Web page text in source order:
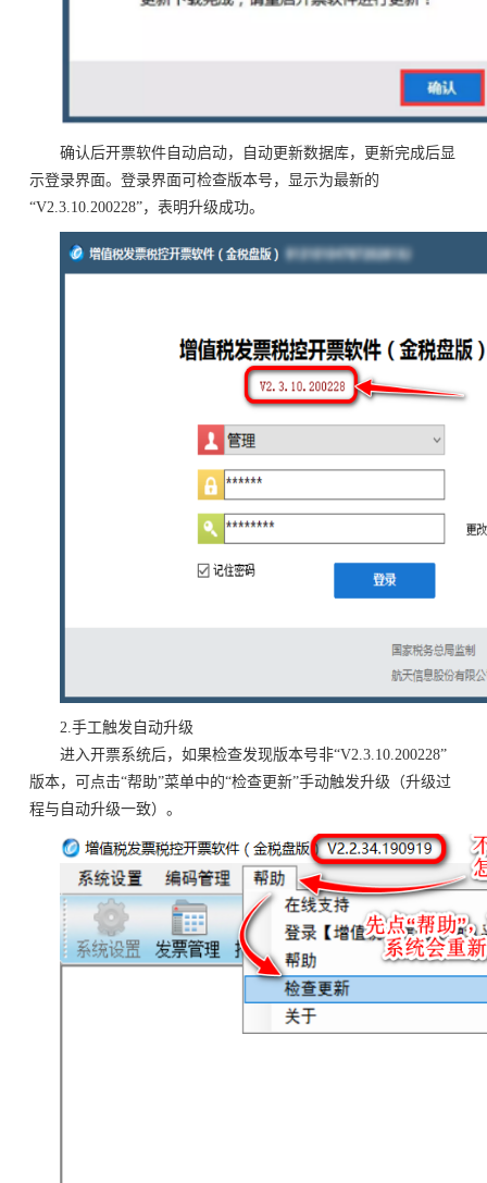
确认后开票软件自动启动，自动更新数据库，更新完成后显
示登录界面。登录界面可检查版本号，显示为最新的
“V2.3.10.200228”，表明升级成功。
2.手工触发自动升级
进入开票系统后，如果检查发现版本号非“V2.3.10.200228”
版本，可点击“帮助”菜单中的“检查更新”手动触发升级（升级过
程与自动升级一致）。